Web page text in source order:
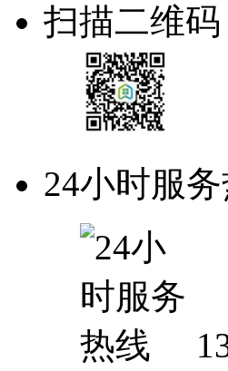
扫描二维码
24小时服